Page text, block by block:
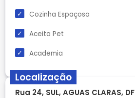
Cozinha Espaçosa
Aceita Pet
Academia
Localização
Rua 24, SUL, AGUAS CLARAS, DF